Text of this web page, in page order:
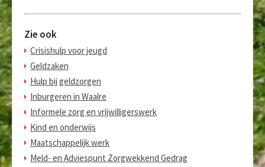
Zie ook
Crisishulp voor jeugd
Geldzaken
Hulp bij geldzorgen
Inburgeren in Waalre
Informele zorg en vrijwilligerswerk
Kind en onderwijs
Maatschappelijk werk
Meld- en Adviespunt Zorgwekkend Gedrag